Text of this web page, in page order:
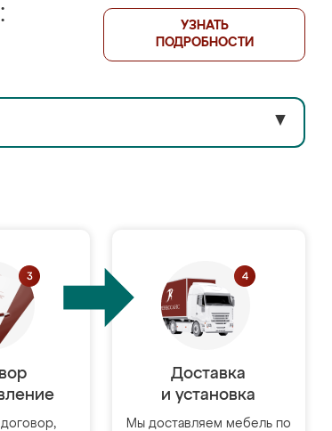
УЗНАТЬ
ПОДРОБНОСТИ
▼
Доставка
и установка
Мы доставляем мебель по